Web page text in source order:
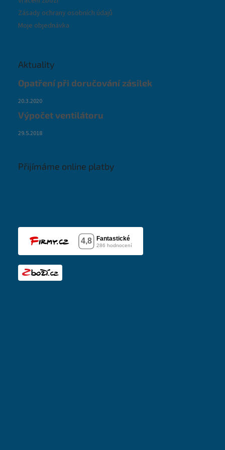
Zásady ochrany osobních údajů
Moje objednávka
Aktuality
Opatření při doručování zásilek
20.3.2020
Výpočet ventilátoru
29.5.2018
Přijímáme online platby